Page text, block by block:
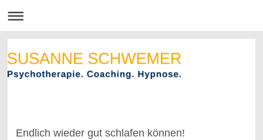
Endlich wieder gut schlafen können!